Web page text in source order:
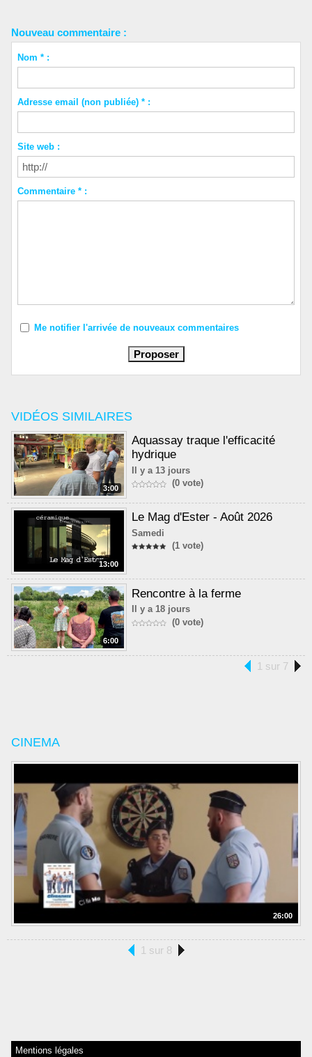
VIDÉOS SIMILAIRES
3:00
Aquassay traque l'efficacité
hydrique
Il y a 13 jours
(0 vote)
13:00
Le Mag d'Ester - Août 2026
Samedi
(1 vote)
6:00
Rencontre à la ferme
Il y a 18 jours
(0 vote)
1 sur 7
CINEMA
26:00
1 sur 8
Nouveau commentaire :
Nom * :
Adresse email (non publiée) * :
Site web :
Commentaire * :
Me notifier l'arrivée de nouveaux commentaires
Mentions légales